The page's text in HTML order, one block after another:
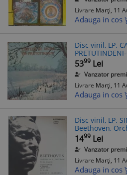
Livrare Marți, 11
Adauga in cos
Disc vinil, LP.
a
5399 Lei
Vanzator
Livrare Marți, 11
Adauga in cos
Disc vinil, LP.
Beethoven,
Filarmonicii
1499 Lei
Vanzator
Livrare Marți, 11
Adauga in cos